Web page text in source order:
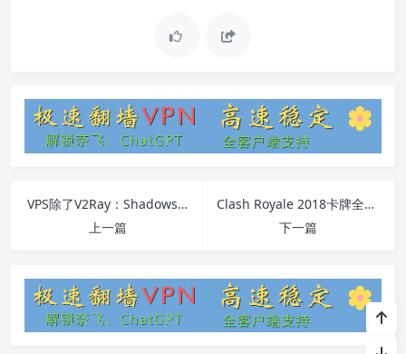
VPS除了V2Ray：Shadowsocks、Clash等替代方案及教程
上一篇
Clash Royale 2018卡牌全面攻略
下一篇